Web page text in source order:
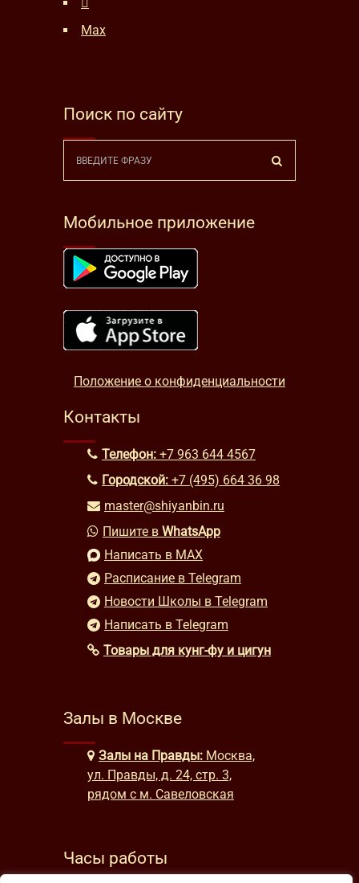
Max
Поиск по сайту
Мобильное приложение
Положение о конфиденциальности
Контакты
Телефон: +7 963 644 4567
Городской: +7 (495) 664 36 98
master@shiyanbin.ru
Пишите в WhatsApp
Написать в MAX
Расписание в Telegram
Новости Школы в Telegram
Написать в Telegram
Товары для кунг-фу и цигун
Залы в Москве
Залы на Правды: Москва,
ул. Правды, д. 24, стр. 3,
рядом с м. Савеловская
Часы работы